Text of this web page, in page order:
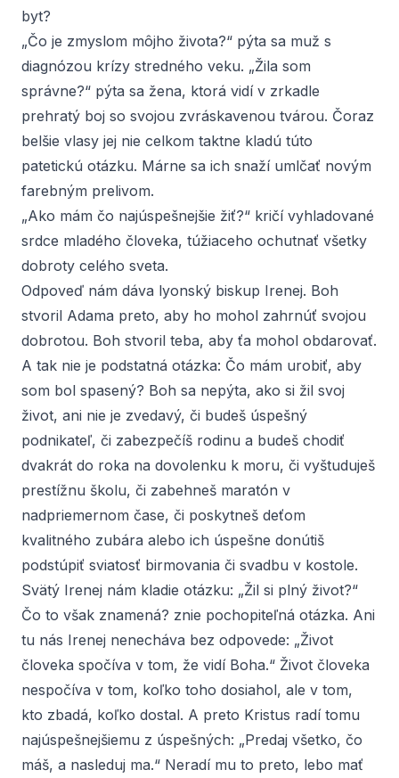
byt?
„Čo je zmyslom môjho života?“ pýta sa muž s
diagnózou krízy stredného veku. „Žila som
správne?“ pýta sa žena, ktorá vidí v zrkadle
prehratý boj so svojou zvráskavenou tvárou. Čoraz
belšie vlasy jej nie celkom taktne kladú túto
patetickú otázku. Márne sa ich snaží umlčať novým
farebným prelivom.
„Ako mám čo najúspešnejšie žiť?“ kričí vyhladované
srdce mladého človeka, túžiaceho ochutnať všetky
dobroty celého sveta.
Odpoveď nám dáva lyonský biskup Irenej. Boh
stvoril Adama preto, aby ho mohol zahrnúť svojou
dobrotou. Boh stvoril teba, aby ťa mohol obdarovať.
A tak nie je podstatná otázka: Čo mám urobiť, aby
som bol spasený? Boh sa nepýta, ako si žil svoj
život, ani nie je zvedavý, či budeš úspešný
podnikateľ, či zabezpečíš rodinu a budeš chodiť
dvakrát do roka na dovolenku k moru, či vyštuduješ
prestížnu školu, či zabehneš maratón v
nadpriemernom čase, či poskytneš deťom
kvalitného zubára alebo ich úspešne donútiš
podstúpiť sviatosť birmovania či svadbu v kostole.
Svätý Irenej nám kladie otázku: „Žil si plný život?“
Čo to však znamená? znie pochopiteľná otázka. Ani
tu nás Irenej nenecháva bez odpovede: „Život
človeka spočíva v tom, že vidí Boha.“ Život človeka
nespočíva v tom, koľko toho dosiahol, ale v tom,
kto zbadá, koľko dostal. A preto Kristus radí tomu
najúspešnejšiemu z úspešných: „Predaj všetko, čo
máš, a nasleduj ma.“ Neradí mu to preto, lebo mať